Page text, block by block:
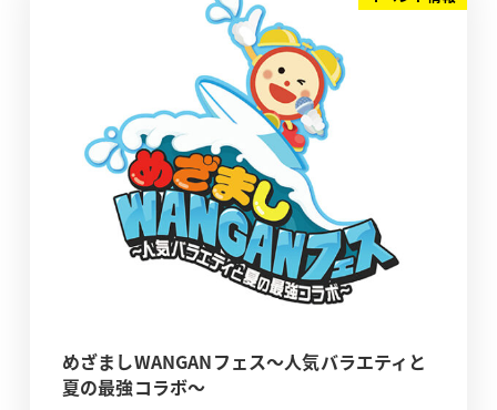
めざましWANGANフェス～人気バラエティと
夏の最強コラボ～